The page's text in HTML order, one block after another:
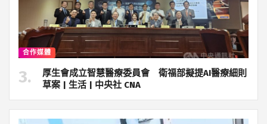
合作媒體
厚生會成立智慧醫療委員會 衛福部擬提AI醫療細則
草案 | 生活 | 中央社 CNA